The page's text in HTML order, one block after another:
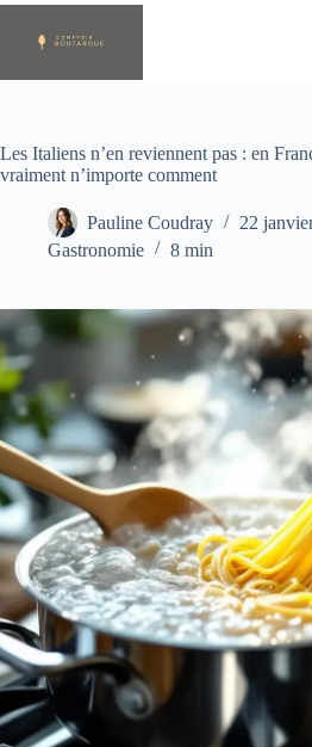
Passer
contenu
Les Italiens n’en reviennent pas : en
vraiment n’importe comment
Pauline Coudray
22
Gastronomie
8 min